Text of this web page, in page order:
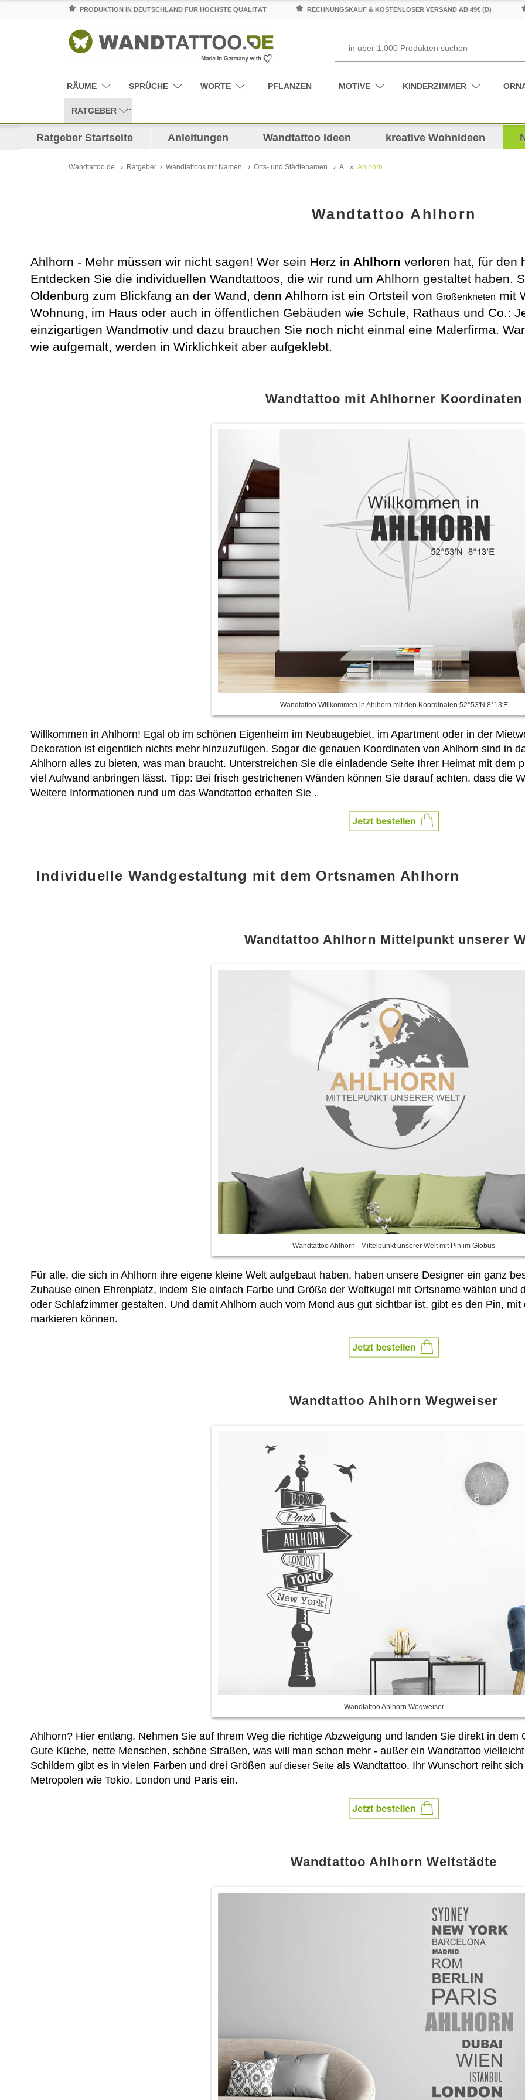
PRODUKTION IN DEUTSCHLAND FÜR HÖCHSTE QUALITÄT RECHNUNGSKAUF & KOSTENLOSER VERSAND AB 49€ (D)
RÄUME SPRÜCHE WORTE PFLANZEN MOTIVE KINDERZIMMER
RATGEBER
Ratgeber Startseite Anleitungen Wandtattoo Ideen kreative Wohnideen
Wandtattoo.de Ratgeber Wandtattoos mit Namen Orts- und Städtenamen A Ahlhorn
Wandtattoo Ahlhorn
Ahlhorn - Mehr müssen wir nicht sagen! Wer sein Herz in Ahlhorn verloren hat, für den
Entdecken Sie die individuellen Wandtattoos, die wir rund um Ahlhorn gestaltet haben.
Oldenburg zum Blickfang an der Wand, denn Ahlhorn ist ein Ortsteil von Großenkneten mit
Wohnung, im Haus oder auch in öffentlichen Gebäuden wie Schule, Rathaus und Co.:
einzigartigen Wandmotiv und dazu brauchen Sie noch nicht einmal eine Malerfirma.
wie aufgemalt, werden in Wirklichkeit aber aufgeklebt.
Wandtattoo mit Ahlhorner Koordinaten
Wandtattoo Willkommen in Ahlhorn mit den Koordinaten 52°53'N 8°13'E
Willkommen in Ahlhorn! Egal ob im schönen Eigenheim im Neubaugebiet, im Apartment oder in der
Dekoration ist eigentlich nichts mehr hinzuzufügen. Sogar die genauen Koordinaten von Ahlhorn sind in
Ahlhorn alles zu bieten, was man braucht. Unterstreichen Sie die einladende Seite Ihrer Heimat mit dem
viel Aufwand anbringen lässt. Tipp: Bei frisch gestrichenen Wänden können Sie darauf achten, dass die
Weitere Informationen rund um das Wandtattoo erhalten Sie .
Individuelle Wandgestaltung mit dem Ortsnamen Ahlhorn
Wandtattoo Ahlhorn Mittelpunkt unserer
Wandtattoo Ahlhorn - Mittelpunkt unserer Welt mit Pin im Globus
Für alle, die sich in Ahlhorn ihre eigene kleine Welt aufgebaut haben, haben unsere Designer ein ganz
Zuhause einen Ehrenplatz, indem Sie einfach Farbe und Größe der Weltkugel mit Ortsname wählen und
oder Schlafzimmer gestalten. Und damit Ahlhorn auch vom Mond aus gut sichtbar ist, gibt es den Pin,
markieren können.
Wandtattoo Ahlhorn Wegweiser
Wandtattoo Ahlhorn Wegweiser
Ahlhorn? Hier entlang. Nehmen Sie auf Ihrem Weg die richtige Abzweigung und landen Sie direkt in
Gute Küche, nette Menschen, schöne Straßen, was will man schon mehr - außer ein Wandtattoo
Schildern gibt es in vielen Farben und drei Größen auf dieser Seite als Wandtattoo. Ihr Wunschort reiht
Metropolen wie Tokio, London und Paris ein.
Wandtattoo Ahlhorn Weltstädte